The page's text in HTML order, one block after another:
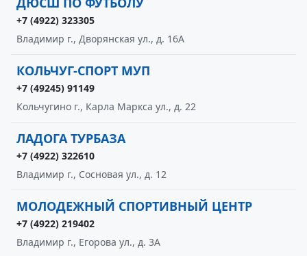
+7 (4922) 323305
Владимир г., Дворянская ул., д. 16А
КОЛЬЧУГ-СПОРТ МУП
+7 (49245) 91149
Кольчугино г., Карла Маркса ул., д. 22
ЛАДОГА ТУРБАЗА
+7 (4922) 322610
Владимир г., Сосновая ул., д. 12
МОЛОДЕЖНЫЙ СПОРТИВНЫЙ ЦЕНТР
+7 (4922) 219402
Владимир г., Егорова ул., д. 3А